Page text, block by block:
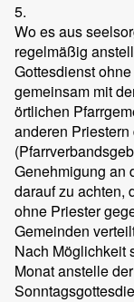
5.
Wo es aus
regelmäßig
Gottesdienst
gemeinsam mit
örtlichen
anderen
Genehmigung an
darauf zu achten,
ohne Priester
Gemeinden
Nach Möglichkeit
Monat anstelle